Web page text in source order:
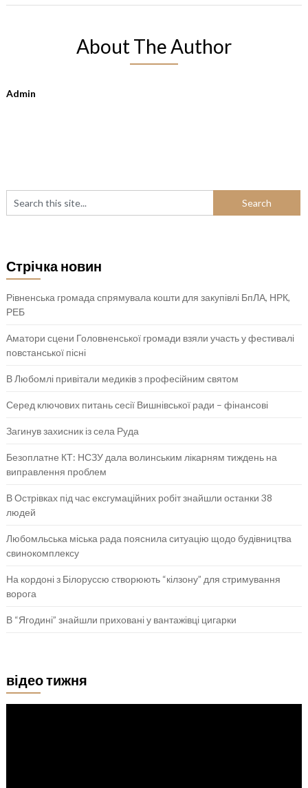
About The Author
Admin
Стрічка новин
Рівненська громада спрямувала кошти для закупівлі БпЛА, НРК,
РЕБ
Аматори сцени Головненської громади взяли участь у фестивалі
повстанської пісні
В Любомлі привітали медиків з професійним святом
Серед ключових питань сесії Вишнівської ради – фінансові
Загинув захисник із села Руда
Безоплатне КТ: НСЗУ дала волинським лікарням тиждень на
виправлення проблем
В Острівках під час ексгумаційних робіт знайшли останки 38
людей
Любомльська міська рада пояснила ситуацію щодо будівництва
свинокомплексу
На кордоні з Білоруссю створюють “кілзону” для стримування
ворога
В “Ягодині” знайшли приховані у вантажівці цигарки
відео тижня